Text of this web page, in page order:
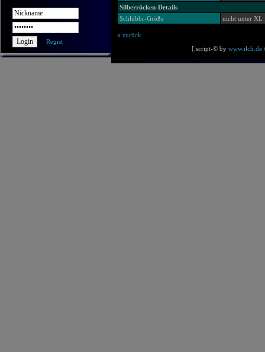
Regist
Silberrücken-Details
Schlübbr-Größe
nicht unter XL
« zurück
[.script-© by www.ilch.de/